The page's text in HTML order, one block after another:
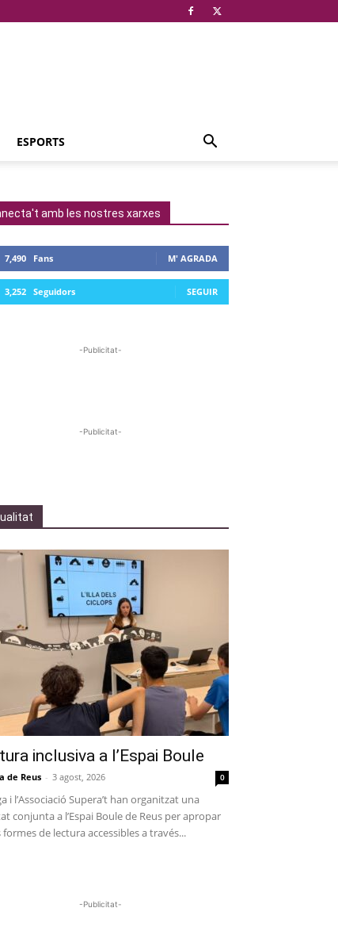
ESPORTS
amb les nostres xarxes
7,490 Fans M' AGRADA
3,252 Seguidors SEGUIR
-Publicitat-
-Publicitat-
inclusiva a l’Espai Boule
de Reus - 3 agost, 2026 0
i l’Associació Supera’t han organitzat una
conjunta a l’Espai Boule de Reus per apropar
formes de lectura accessibles a través...
-Publicitat-